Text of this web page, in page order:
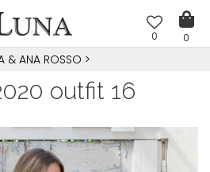
0
0
& ANA ROSSO >
outfit 16